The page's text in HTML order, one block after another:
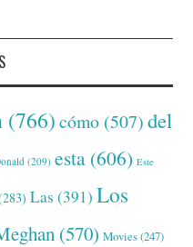
(766) cómo (507) del
(209) esta (606) Este
Las (391) Los
(570) Movies(247)